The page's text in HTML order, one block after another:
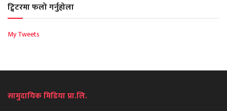
ट्विटरमा फलो गर्नुहोला
My Tweets
सामुदायिक मिडिया प्रा.लि.